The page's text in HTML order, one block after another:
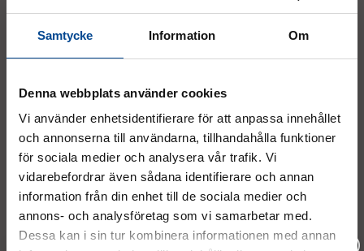
Samtycke Information Om
Denna webbplats använder cookies
Vi använder enhetsidentifierare för att anpassa innehållet
och annonserna till användarna, tillhandahålla funktioner
för sociala medier och analysera vår trafik. Vi
vidarebefordrar även sådana identifierare och annan
information från din enhet till de sociala medier och
annons- och analysföretag som vi samarbetar med.
Dessa kan i sin tur kombinera informationen med annan
Kontakt
08 - 544 401 50
info@micrologistic.com
order@micrologistic.com
support@micrologistic.com
Tumstocksvägen 11 A (karta)
187 66 Täby